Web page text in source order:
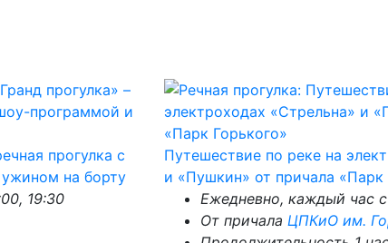
прогулка с
на борту
19:30
Путешествие по реке на
и «Пушкин» от причала «Парк
Ежедневно, каждый час
От причала ЦПКиО им.